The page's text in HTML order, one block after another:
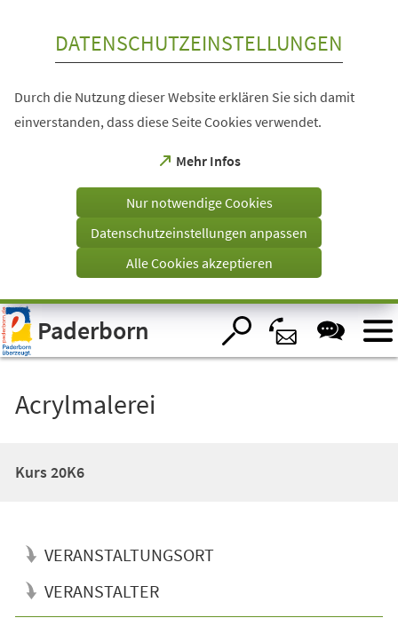
Visuelle
Assistenzsoftware
öffnen.
DATENSCHUTZEINSTELLUNGEN
Durch die Nutzung dieser Website erklären Sie sich damit
einverstanden, dass diese Seite Cookies verwendet.
Mehr Infos
(Öffnet
einem
Tab)
Nur notwendige Cookies
Datenschutzeinstellungen anpassen
Alle Cookies akzeptieren
Paderborn
Acrylmalerei
Kurs 20K6
VERANSTALTUNGSORT
VERANSTALTER